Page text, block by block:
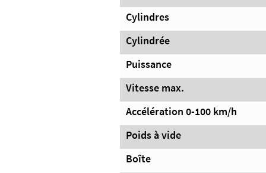
Cylindres
Cylindrée
Puissance
Vitesse max.
Accélération 0-100 km/h
Poids à vide
Boîte